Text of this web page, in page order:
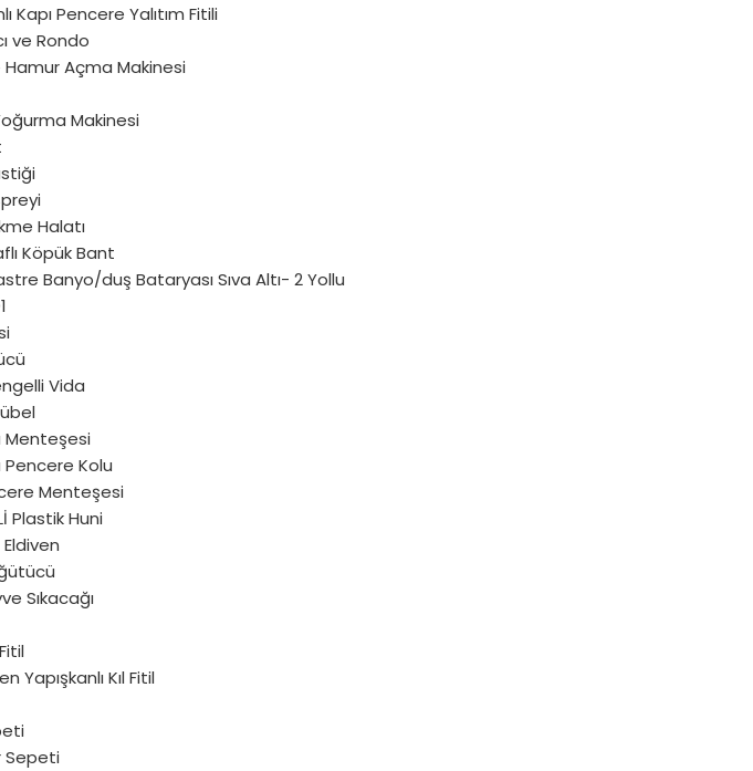
Kapı Pencere Yalıtım Fitili
ve Rondo
Hamur Açma Makinesi
Makinesi
Halatı
Köpük Bant
Banyo/duş Bataryası Sıva Altı- 2 Yollu
Vida
Menteşesi
Pencere Kolu
Menteşesi
Plastik Huni
Sıkacağı
Yapışkanlı Kıl Fitil
Sepeti